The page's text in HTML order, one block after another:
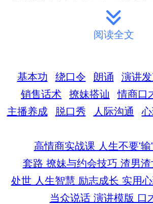
阅读全文
基本功 绕口令 朗诵 演讲
销售话术
撩妹搭讪 情商口
主播养成
脱口秀 人际沟通
高情商实战课 人生不要'
套路 撩妹与约会技巧 渣男
处世 人生智慧 励志成长 实用
当众说话 演讲模版 口